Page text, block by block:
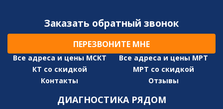
Заказать обратный звонок
ПЕРЕЗВОНИТЕ МНЕ
Все адреса и цены МСКТ
Все адреса и цены МРТ
КТ со скидкой
МРТ со скидкой
Контакты
Отзывы
ДИАГНОСТИКА РЯДОМ